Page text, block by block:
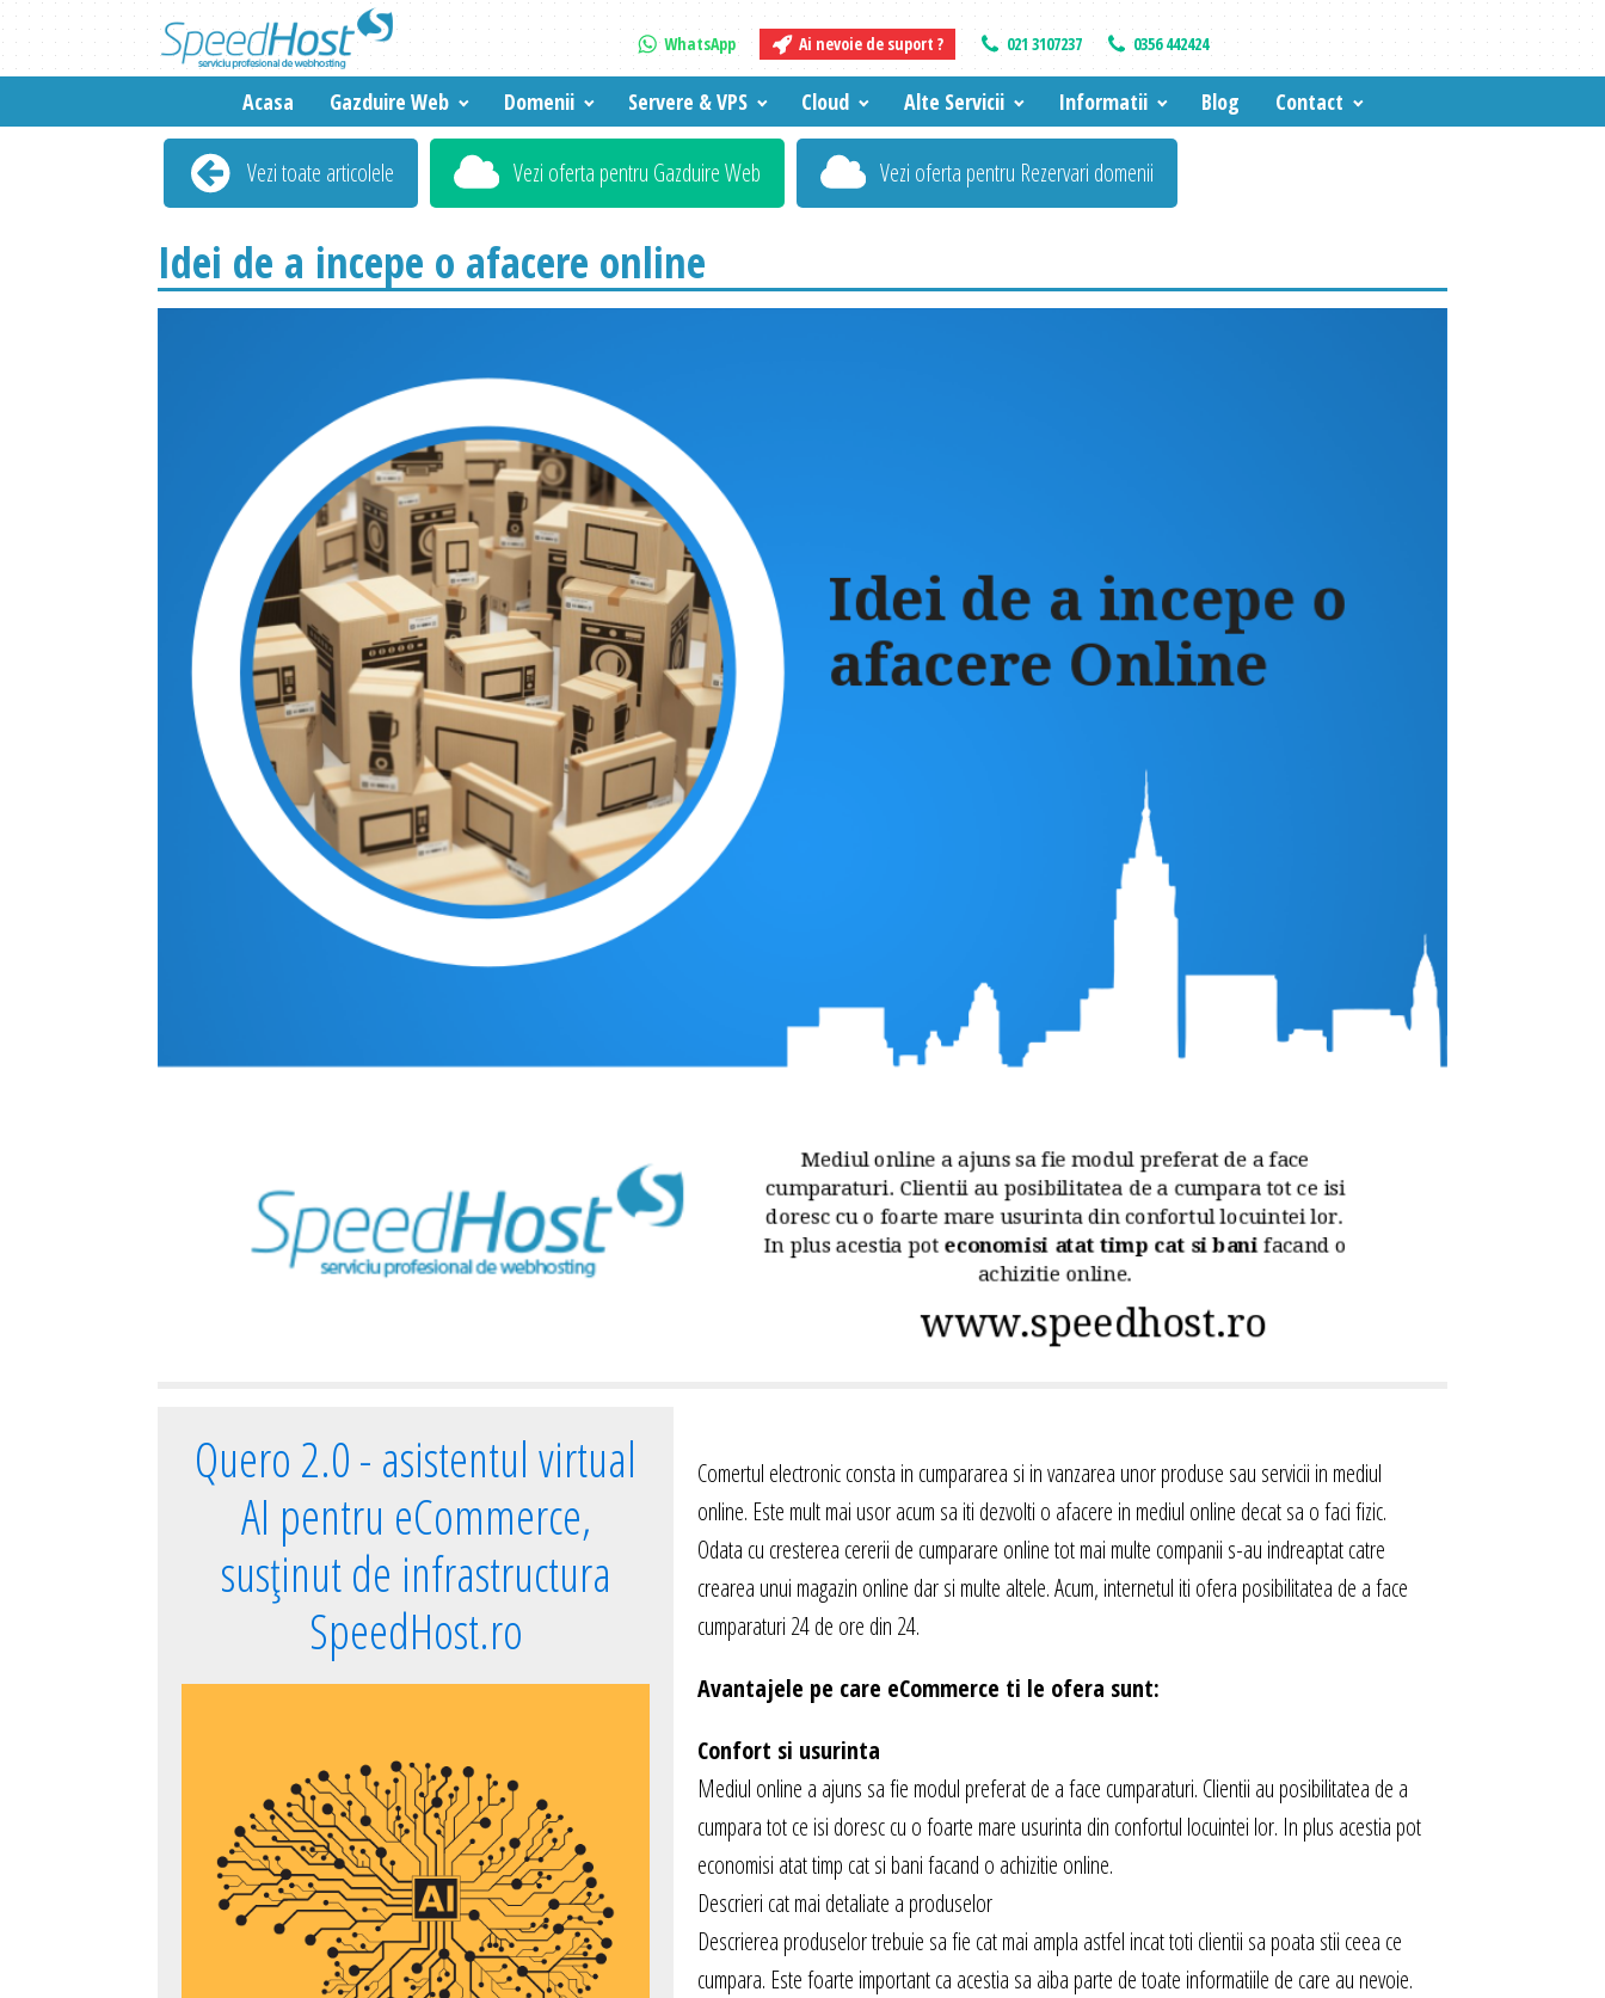
WhatsApp Ai nevoie de suport ? 021 3107237 0356 442424
Acasa Gazduire Web Domenii Servere & VPS Cloud Alte Servicii Informatii Blog Contact
Vezi toate articolele Vezi oferta pentru Gazduire Web Vezi oferta pentru Rezervari domenii
Idei de a incepe o afacere online
Quero 2.0 - asistentul virtual
AI pentru eCommerce,
susținut de infrastructura
SpeedHost.ro
Comertul electronic consta in cumpararea si in vanzarea unor produse sau servicii in mediul
online. Este mult mai usor acum sa iti dezvolti o afacere in mediul online decat sa o faci fizic.
Odata cu cresterea cererii de cumparare online tot mai multe companii s-au indreaptat catre
crearea unui magazin online dar si multe altele. Acum, internetul iti ofera posibilitatea de a face
cumparaturi 24 de ore din 24.
Avantajele pe care eCommerce ti le ofera sunt:
Confort si usurinta
Mediul online a ajuns sa fie modul preferat de a face cumparaturi. Clientii au posibilitatea de a
cumpara tot ce isi doresc cu o foarte mare usurinta din confortul locuintei lor. In plus acestia pot
economisi atat timp cat si bani facand o achizitie online.
Descrieri cat mai detaliate a produselor
Descrierea produselor trebuie sa fie cat mai ampla astfel incat toti clientii sa poata stii ceea ce
cumpara. Este foarte important ca acestia sa aiba parte de toate informatiile de care au nevoie.